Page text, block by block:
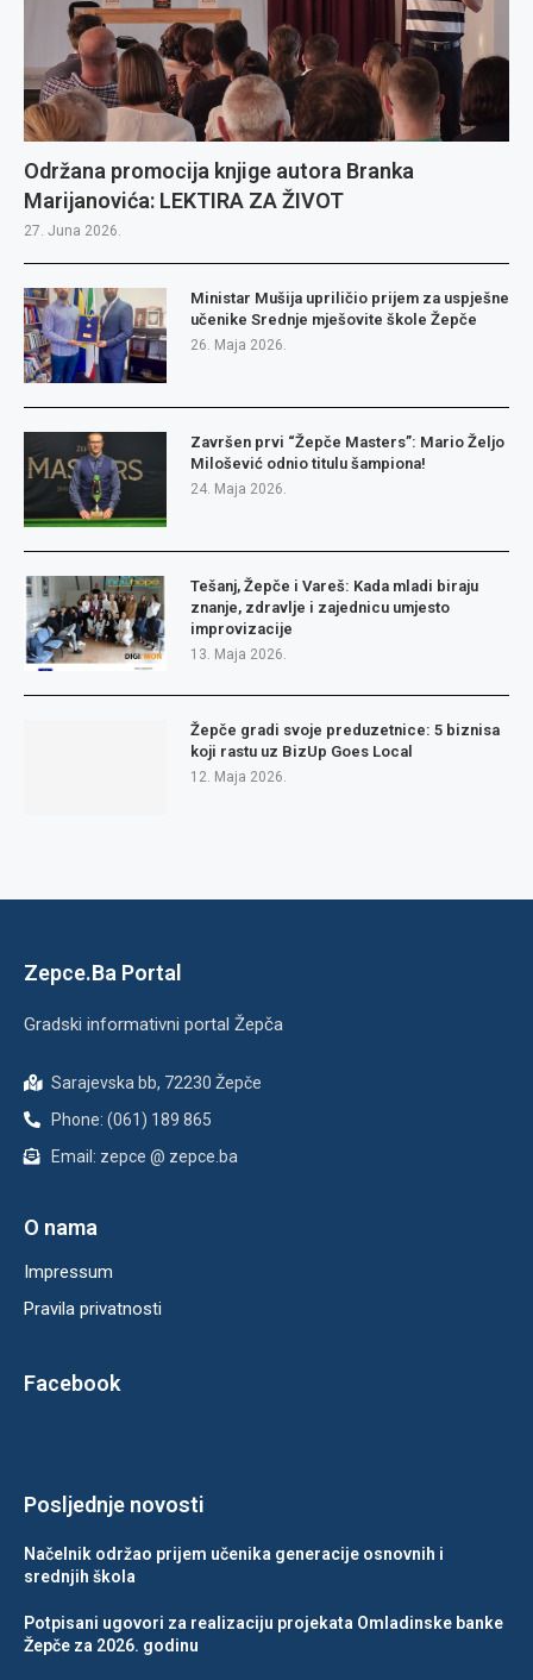
Održana promocija knjige autora Branka
Marijanovića: LEKTIRA ZA ŽIVOT
27. Juna 2026.
Ministar Mušija upriličio prijem za uspješne
učenike Srednje mješovite škole Žepče
26. Maja 2026.
Završen prvi “Žepče Masters”: Mario Željo
Milošević odnio titulu šampiona!
24. Maja 2026.
Tešanj, Žepče i Vareš: Kada mladi biraju
znanje, zdravlje i zajednicu umjesto
improvizacije
13. Maja 2026.
Žepče gradi svoje preduzetnice: 5 biznisa
koji rastu uz BizUp Goes Local
12. Maja 2026.
Zepce.Ba Portal
Gradski informativni portal Žepča
Sarajevska bb, 72230 Žepče
Phone: (061) 189 865
Email: zepce @ zepce.ba
O nama
Impressum
Pravila privatnosti
Facebook
Posljednje novosti
Načelnik održao prijem učenika generacije osnovnih i
srednjih škola
Potpisani ugovori za realizaciju projekata Omladinske banke
Žepče za 2026. godinu